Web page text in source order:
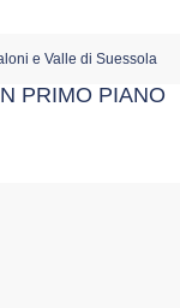
e Valle di Suessola
PRIMO PIANO